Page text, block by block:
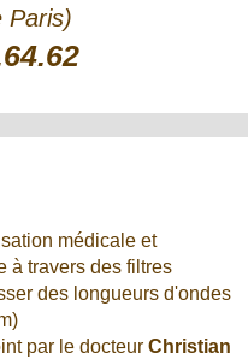
Paris)
médicale et
à travers des filtres
des longueurs d'ondes
par le docteur Christian